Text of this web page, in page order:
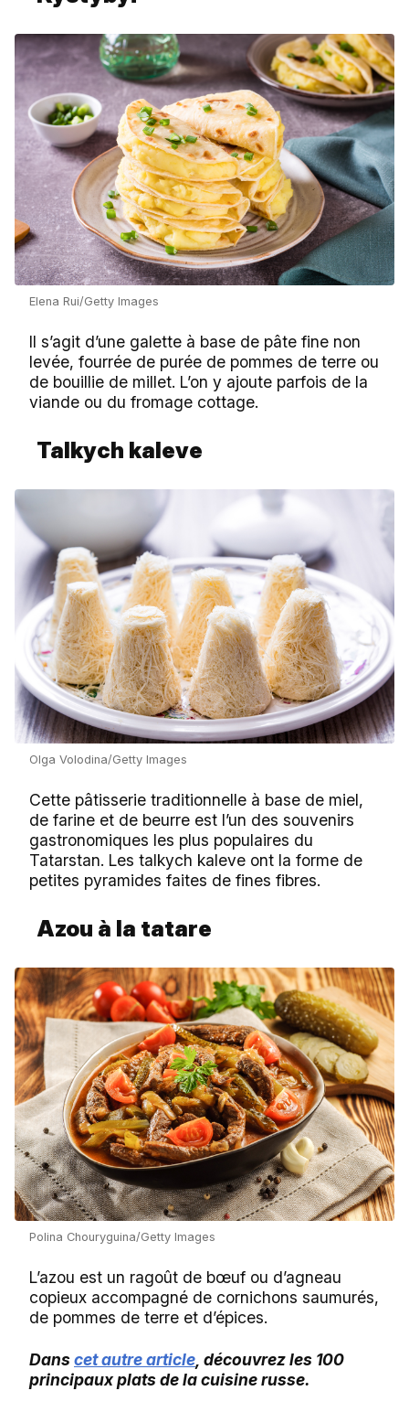
Elena Rui/Getty Images
Il s’agit d’une galette à base de pâte fine non
levée, fourrée de purée de pommes de terre ou
de bouillie de millet. L’on y ajoute parfois de la
viande ou du fromage cottage.
Talkych kaleve
Olga Volodina/Getty Images
Cette pâtisserie traditionnelle à base de miel,
de farine et de beurre est l’un des souvenirs
gastronomiques les plus populaires du
Tatarstan. Les talkych kaleve ont la forme de
petites pyramides faites de fines fibres.
Azou à la tatare
Polina Chouryguina/Getty Images
L’azou est un ragoût de bœuf ou d’agneau
copieux accompagné de cornichons saumurés,
de pommes de terre et d’épices.
Danscet autre article , découvrez les 100
principaux plats de la cuisine russe.